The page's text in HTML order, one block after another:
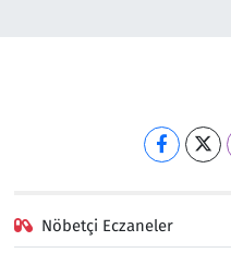
Nöbetçi Eczaneler